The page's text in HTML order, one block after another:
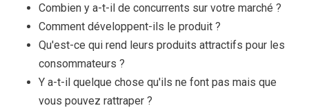
Combien y a-t-il de concurrents sur votre marché ?
Comment développent-ils le produit ?
Qu'est-ce qui rend leurs produits attractifs pour les
consommateurs ?
Y a-t-il quelque chose qu'ils ne font pas mais que
vous pouvez rattraper ?